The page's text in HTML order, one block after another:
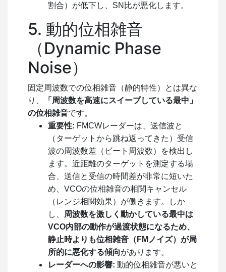
割合）が低下し、SN比が悪化します。
5. 動的位相雑音
（Dynamic Phase
Noise）
固定周波数での位相雑音（静的特性）とは異な
り、
「周波数を高速にスイープしている最中」
の位相雑音です。
重要性: FMCWレーダーは、送信波と
（ターゲットから跳ね返ってきた）受信
波の周波数差（ビート周波数）を検出し
ます。近距離のターゲットを測定する場
合、送信と受信の時間差が非常に短いた
め、VCOの位相雑音の相関キャンセル
（レンジ相関効果）が働きます。しか
し、
周波数を激しく動かしている最中は
VCO内部の動作が過渡状態になるため、
静止時よりも位相雑音（FMノイズ）が局
所的に悪化する傾向があります。
レーダーへの影響: 動的位相雑音が悪いと